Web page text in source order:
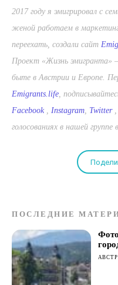
2017 году я эмигрировал с
женой работаем в
переехать, создали сайт
Проект «Жизнь эмигранта»
быте в Австрии и Европе.
Emigrants.life,
Facebook, Instagram, Twitter,
голосованиях в нашей группе в
ПОСЛЕДНИЕ